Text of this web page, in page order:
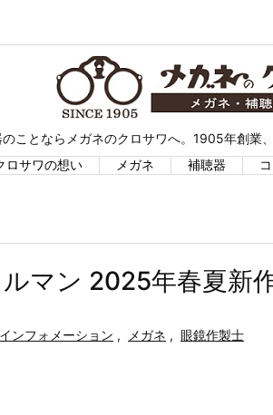
ことならメガネのクロサワへ。1905年創業
ロサワの想い メガネ 補聴器
ルマン 2025年春夏
インフォメーション , メガネ , 眼鏡作製士